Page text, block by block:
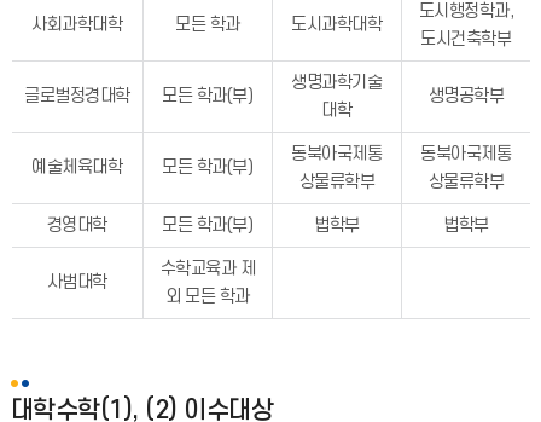
사회과학대학 모든 학과 도시과학대학
도시행정학과,
도시건축학부
글로벌정경대학 모든 학과(부)
생명과학기술
대학
생명공학부
예술체육대학 모든 학과(부)
동북아국제통
상물류학부
동북아국제통
상물류학부
경영대학 모든 학과(부) 법학부 법학부
사범대학
수학교육과 제
외 모든 학과
대학수학(1), (2) 이수대상